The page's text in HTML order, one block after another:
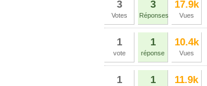
3
Votes
3
Réponses
17.9k
Vues
1
vote
1
réponse
10.4k
Vues
1 1 11.9k